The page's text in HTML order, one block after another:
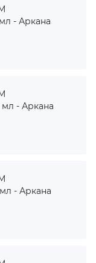
- Аркана
мл - Аркана
мл - Аркана